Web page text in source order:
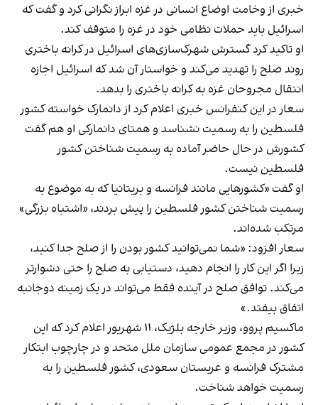
خبری از وخامت اوضاع انسانی در غزه ابراز نگرانی کرد و گفت که
اسرائیل باید حملات نظامی خود در غزه را متوقف کند.
او تاکید کرد گسترش شهرک‌سازی‌های اسرائیل در کرانه باختری
روند صلح را تهدید می‌کند و خواستار آن شد که اسرائیل اجازه
انتقال مجروحان غزه به کرانه باختری را بدهد.
سعار در این کنفرانس خبری اعلام کرد از دانمارک خواسته کشور
فلسطین را به رسمیت نشناسد و همتای دانمارکی او هم گفت
کشورش در حال حاضر آماده به رسمیت شناختن کشور
فلسطین نیست.
او گفت «کشورهایی مانند فرانسه و بریتانیا که به موضوع به
رسمیت شناختن کشور فلسطین را پیش بردند، «اشتباه بزرگی»
مرتکب شده‌اند.
سعار افزود: «شما نمی‌توانید کشور بودن را از صلح جدا کنید،
زیرا اگر این کار را انجام دهید، دستیابی به صلح را حتی دشوارتر
می‌کند. توافق صلح در آینده فقط می‌تواند در یک زمینه دوجانبه
اتفاق بیفتد.»
ماکسیم پروو، وزیر خارجه بلژیک، ۱۱ شهریور اعلام کرد که این
کشور در مجمع عمومی سازمان ملل متحد و در چارچوب ابتکار
مشترک فرانسه و عربستان سعودی، کشور فلسطین را به
رسمیت خواهد شناخت.